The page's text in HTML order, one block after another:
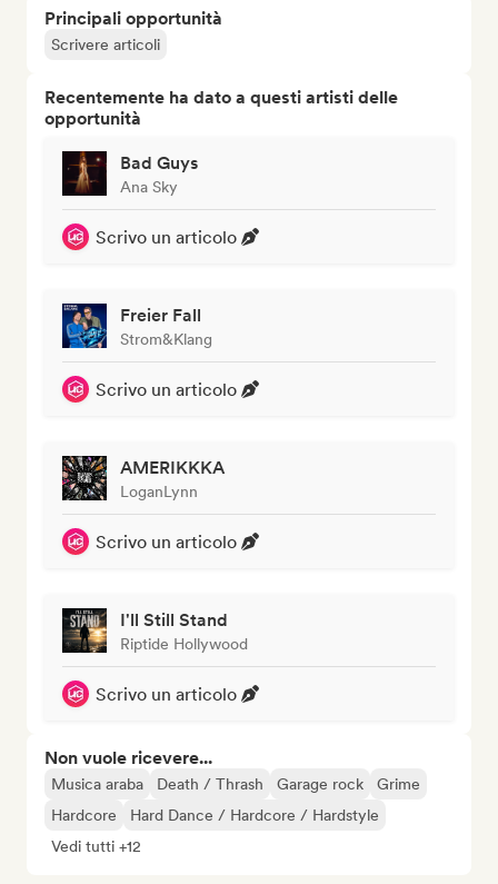
Principali opportunità
Scrivere articoli
Recentemente ha dato a questi artisti delle
opportunità
Bad Guys
Ana Sky
Scrivo un articolo
Freier Fall
Strom&Klang
Scrivo un articolo
AMERIKKKA
LoganLynn
Scrivo un articolo
I'll Still Stand
Riptide Hollywood
Scrivo un articolo
Non vuole ricevere...
Musica araba Death / Thrash Garage rock
Grime
Hardcore
Hard Dance / Hardcore / Hardstyle
Vedi tutti +12